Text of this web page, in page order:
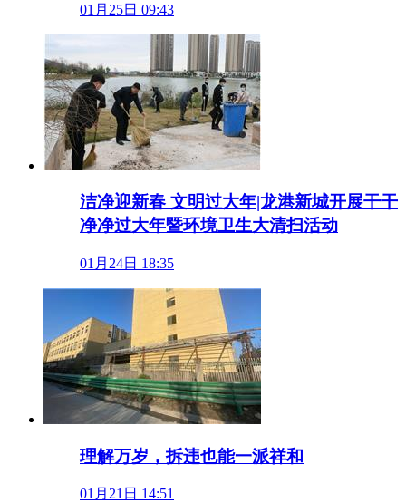
01月25日 09:43
洁净迎新春 文明过大年|龙港新城开展干干
净净过大年暨环境卫生大清扫活动
01月24日 18:35
理解万岁，拆违也能一派祥和
01月21日 14:51